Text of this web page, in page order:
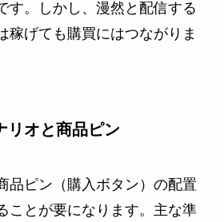
す。しかし、漫然と配信する
稼げても購買にはつながりま
リオと商品ピン
品ピン（購入ボタン）の配置
ことが要になります。主な準